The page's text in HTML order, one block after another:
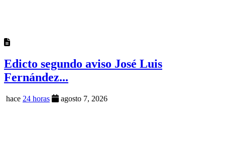
Edicto segundo aviso José Luis
Fernández...
hace 24 horas agosto 7, 2026